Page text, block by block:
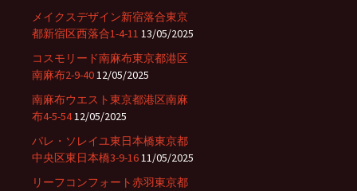
メイクスデザイン新宿落合東京
都新宿区西落合1-4-11 13/05/2025
コスモリード南麻布東京都港区
南麻布2-9-4012/05/2025
南麻布ウエスト東京都港区南麻
布4-5-5412/05/2025
パレ・ソレイユ東日本橋東京都
中央区東日本橋3-9-1611/05/2025
リーフコンフォート赤羽東京都